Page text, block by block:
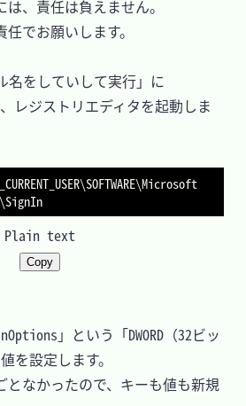
、責任は負えません。
でお願いします。
名をしていして実行」に
レジストリエディタを起動しま
Plain text
Copy
」という「DWORD（32ビッ
を設定します。
なかったので、キーも値も新規